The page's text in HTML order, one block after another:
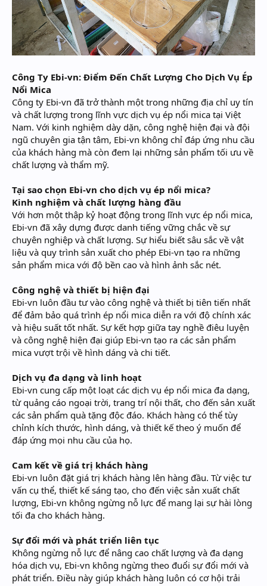
Công Ty Ebi-vn: Điểm Đến Chất Lượng Cho Dịch Vụ Ép
Nổi Mica
Công ty Ebi-vn đã trở thành một trong những địa chỉ uy tín
và chất lượng trong lĩnh vực dịch vụ ép nổi mica tại Việt
Nam. Với kinh nghiệm dày dặn, công nghệ hiện đại và đội
ngũ chuyên gia tận tâm, Ebi-vn không chỉ đáp ứng nhu cầu
của khách hàng mà còn đem lại những sản phẩm tối ưu về
chất lượng và thẩm mỹ.
Tại sao chọn Ebi-vn cho dịch vụ ép nổi mica?
Kinh nghiệm và chất lượng hàng đầu
Với hơn một thập kỷ hoạt động trong lĩnh vực ép nổi mica,
Ebi-vn đã xây dựng được danh tiếng vững chắc về sự
chuyên nghiệp và chất lượng. Sự hiểu biết sâu sắc về vật
liệu và quy trình sản xuất cho phép Ebi-vn tạo ra những
sản phẩm mica với độ bền cao và hình ảnh sắc nét.
Công nghệ và thiết bị hiện đại
Ebi-vn luôn đầu tư vào công nghệ và thiết bị tiên tiến nhất
để đảm bảo quá trình ép nổi mica diễn ra với độ chính xác
và hiệu suất tốt nhất. Sự kết hợp giữa tay nghề điêu luyện
và công nghệ hiện đại giúp Ebi-vn tạo ra các sản phẩm
mica vượt trội về hình dáng và chi tiết.
Dịch vụ đa dạng và linh hoạt
Ebi-vn cung cấp một loạt các dịch vụ ép nổi mica đa dạng,
từ quảng cáo ngoại trời, trang trí nội thất, cho đến sản xuất
các sản phẩm quà tặng độc đáo. Khách hàng có thể tùy
chỉnh kích thước, hình dáng, và thiết kế theo ý muốn để
đáp ứng mọi nhu cầu của họ.
Cam kết về giá trị khách hàng
Ebi-vn luôn đặt giá trị khách hàng lên hàng đầu. Từ việc tư
vấn cụ thể, thiết kế sáng tạo, cho đến việc sản xuất chất
lượng, Ebi-vn không ngừng nỗ lực để mang lại sự hài lòng
tối đa cho khách hàng.
Sự đổi mới và phát triển liên tục
Không ngừng nỗ lực để nâng cao chất lượng và đa dạng
hóa dịch vụ, Ebi-vn không ngừng theo đuổi sự đổi mới và
phát triển. Điều này giúp khách hàng luôn có cơ hội trải